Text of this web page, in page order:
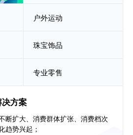
户外运动
珠宝饰品
专业零售
方案
断扩大、消费群体扩张、消费档次
趋势兴起；